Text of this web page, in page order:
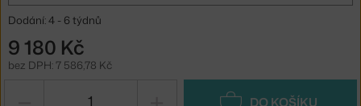
Dodání: 4 - 6 týdnů
9 180 Kč
bez DPH: 7 586,78 Kč
DO KOŠÍKU